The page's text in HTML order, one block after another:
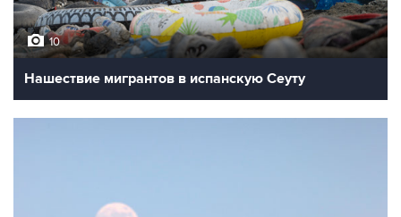
10
Нашествие мигрантов в испанскую Сеуту